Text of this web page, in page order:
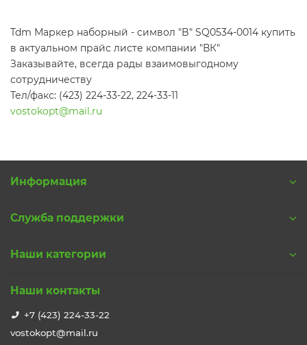
Tdm Маркер наборный - символ "B" SQ0534-0014 купить
в актуальном прайс листе компании "ВК"
Заказывайте, всегда рады взаимовыгодному
сотрудничеству
Тел/факс: (423) 224-33-22, 224-33-11
vostokopt@mail.ru
Информация
Служба поддержки
Наши категории
Наши контакты
+7 (423) 224-33-22
vostokopt@mail.ru